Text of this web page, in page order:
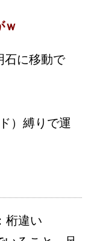
ｗ
石に移動で
）縛りで運
違い